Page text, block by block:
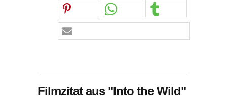
Filmzitat aus "Into the Wild"